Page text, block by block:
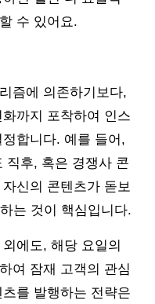
수 있어요.
즘에 의존하기보다,
까지 포착하여 인스
합니다. 예를 들어,
직후, 혹은 경쟁사 콘
신의 콘텐츠가 돋보
는 것이 핵심입니다.
에도, 해당 요일의
여 잠재 고객의 관심
를 발행하는 전략은